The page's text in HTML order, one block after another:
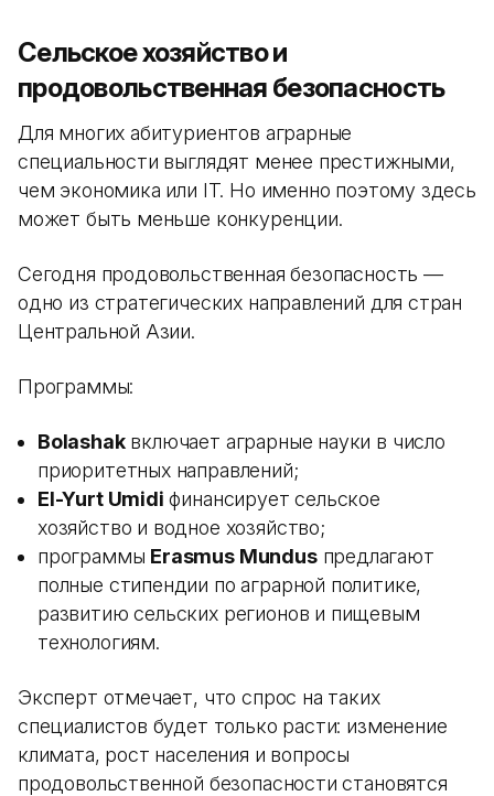
Сельское хозяйство и
продовольственная безопасность
Для многих абитуриентов аграрные
специальности выглядят менее престижными,
чем экономика или IT. Но именно поэтому здесь
может быть меньше конкуренции.
Сегодня продовольственная безопасность —
одно из стратегических направлений для стран
Центральной Азии.
Программы:
Bolashakвключает аграрные науки в число
приоритетных направлений;
El-Yurt Umidi финансирует сельское
хозяйство и водное хозяйство;
программы Erasmus Mundusпредлагают
полные стипендии по аграрной политике,
развитию сельских регионов и пищевым
технологиям.
Эксперт отмечает, что спрос на таких
специалистов будет только расти: изменение
климата, рост населения и вопросы
продовольственной безопасности становятся